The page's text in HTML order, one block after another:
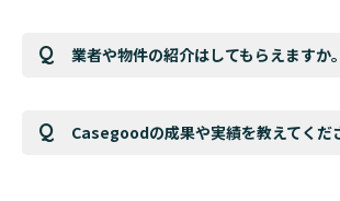
業者や物件の紹介はしてもらえますか。
Casegoodの成果や実績を教えてくだ